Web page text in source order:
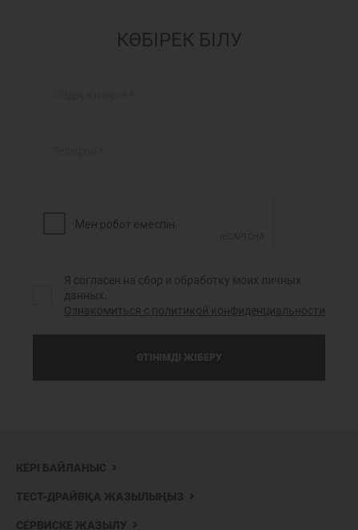
КӨБІРЕК БІЛУ
Я согласен на сбор и обработку моих личных
данных.
Ознакомиться с политикой конфиденциальности
ӨТІНІМДІ ЖІБЕРУ